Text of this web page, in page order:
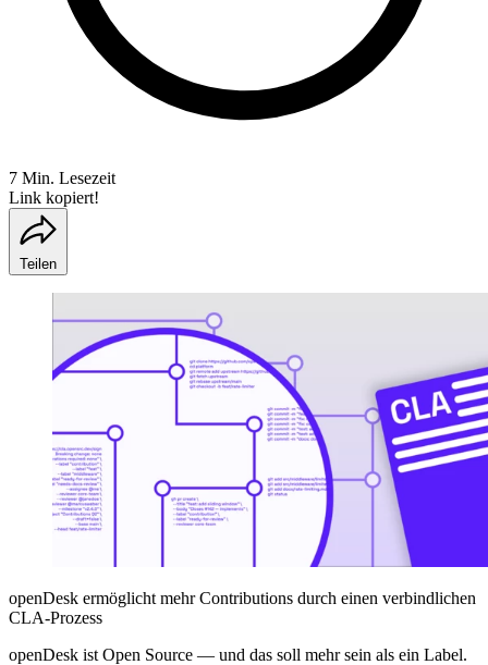
7 Min. Lesezeit
Link kopiert!
Teilen
openDesk ermöglicht mehr Contributions durch einen verbindlichen
CLA-Prozess
openDesk ist Open Source — und das soll mehr sein als ein Label.